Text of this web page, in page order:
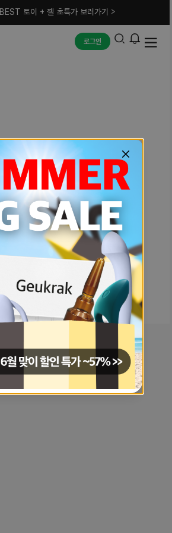
BEST 토이 + 젤 초특가 보러가기 >
로그인
예상치 못한 에러입니다.